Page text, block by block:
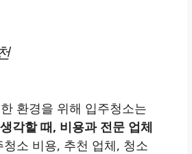
환경을 위해 입주청소는
각할 때, 비용과 전문 업체
소 비용, 추천 업체, 청소